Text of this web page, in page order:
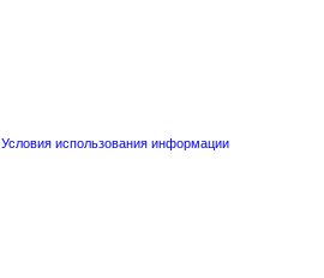
Условия использования информации